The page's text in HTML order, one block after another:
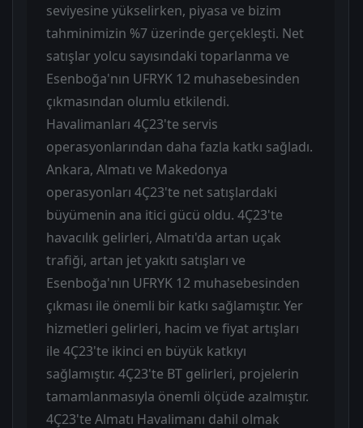
seviyesine yükselirken, piyasa ve bizim
tahminimizin %7 üzerinde gerçekleşti. Net
satışlar yolcu sayısındaki toparlanma ve
Esenboğa'nın UFRYK 12 muhasebesinden
çıkmasından olumlu etkilendi.
Havalimanları 4Ç23'te servis
operasyonlarından daha fazla katkı sağladı.
Ankara, Almatı ve Makedonya
operasyonları 4Ç23'te net satışlardaki
büyümenin ana itici gücü oldu. 4Ç23'te
havacılık gelirleri, Almatı'da artan uçak
trafiği, artan jet yakıtı satışları ve
Esenboğa'nın UFRYK 12 muhasebesinden
çıkması ile önemli bir katkı sağlamıştır. Yer
hizmetleri gelirleri, hacim ve fiyat artışları
ile 4Ç23'te ikinci en büyük katkıyı
sağlamıştır. 4Ç23'te BT gelirleri, projelerin
tamamlanmasıyla önemli ölçüde azalmıştır.
4Ç23'te Almatı Havalimanı dahil olmak